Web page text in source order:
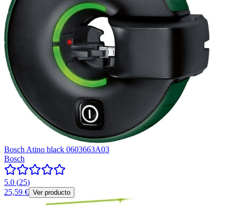
Bosch Atino black 0603663A03
Bosch
5.0 (25)
25,59 € Ver producto